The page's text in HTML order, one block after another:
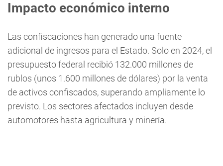
Impacto económico interno
Las confiscaciones han generado una fuente
adicional de ingresos para el Estado. Solo en 2024, el
presupuesto federal recibió 132.000 millones de
rublos (unos 1.600 millones de dólares) por la venta
de activos confiscados, superando ampliamente lo
previsto. Los sectores afectados incluyen desde
automotores hasta agricultura y minería.